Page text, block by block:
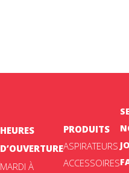
HEURES
D’OUVERTURE
MARDI À
PRODUITS
ASPIRATEURS
ACCESSOIRES